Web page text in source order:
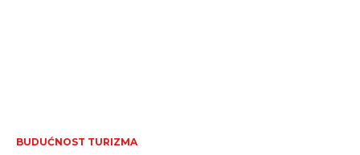
BUDUĆNOST TURIZMA